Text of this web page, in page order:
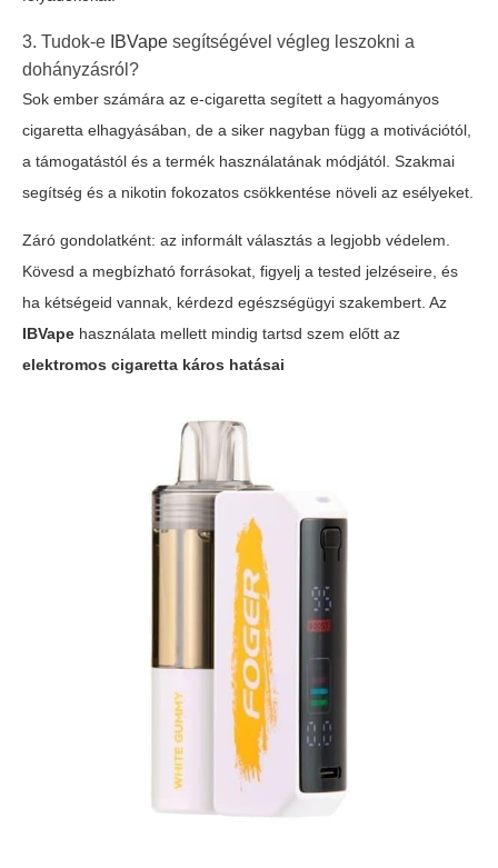
3. Tudok-e IBVape segítségével végleg leszokni a
dohányzásról?
Sok ember számára az e-cigaretta segített a hagyományos
cigaretta elhagyásában, de a siker nagyban függ a motivációtól,
a támogatástól és a termék használatának módjától. Szakmai
segítség és a nikotin fokozatos csökkentése növeli az esélyeket.
Záró gondolatként: az informált választás a legjobb védelem.
Kövesd a megbízható forrásokat, figyelj a tested jelzéseire, és
ha kétségeid vannak, kérdezd egészségügyi szakembert. Az
IBVape használata mellett mindig tartsd szem előtt az
elektromos cigaretta káros hatásai